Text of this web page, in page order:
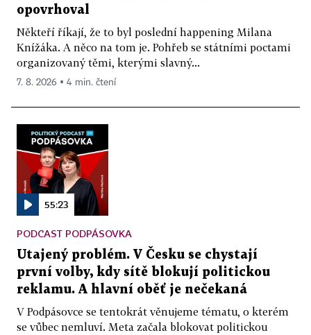
opovrhoval
Někteří říkají, že to byl poslední happening Milana
Knížáka. A něco na tom je. Pohřeb se státními poctami
organizovaný těmi, kterými slavný...
7. 8. 2026 ▪ 4 min. čtení
55:23
PODCAST PODPÁSOVKA
Utajený problém. V Česku se chystají
první volby, kdy sítě blokují politickou
reklamu. A hlavní oběť je nečekaná
V Podpásovce se tentokrát věnujeme tématu, o kterém
se vůbec nemluví. Meta začala blokovat politickou